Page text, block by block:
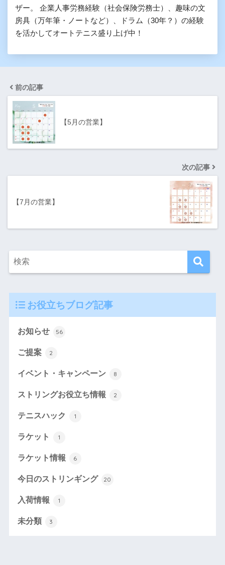
ザー。 企業人事労務経験（社会保険労務士）、趣味の文
房具（万年筆・ノートなど）、ドラム（30年？）の経験
を活かしてオートテニス盛り上げ中！
前の記事
【5月の営業】
次の記事
【7月の営業】
お役立ちブログ記事
お知らせ 56
ご提案 2
イベント・キャンペーン 8
ストリングお役立ち情報 2
テニスハック 1
ラケット 1
ラケット情報 6
今日のストリンギング 20
入荷情報 1
未分類 3